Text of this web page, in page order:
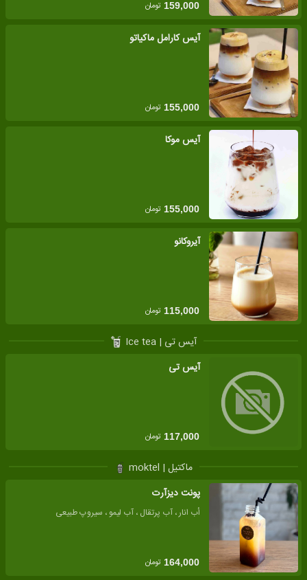
159,000 تومان
آیس کارامل ماکیاتو
155,000 تومان
آیس موکا
155,000 تومان
آیروکانو
115,000 تومان
آیس تی | Ice tea
آیس تی
117,000 تومان
ماکتیل | moktel
پونت دیزآرت
أب انار ، آب پرتقال ، آب لیمو ، سیروپ طبیعی
164,000 تومان